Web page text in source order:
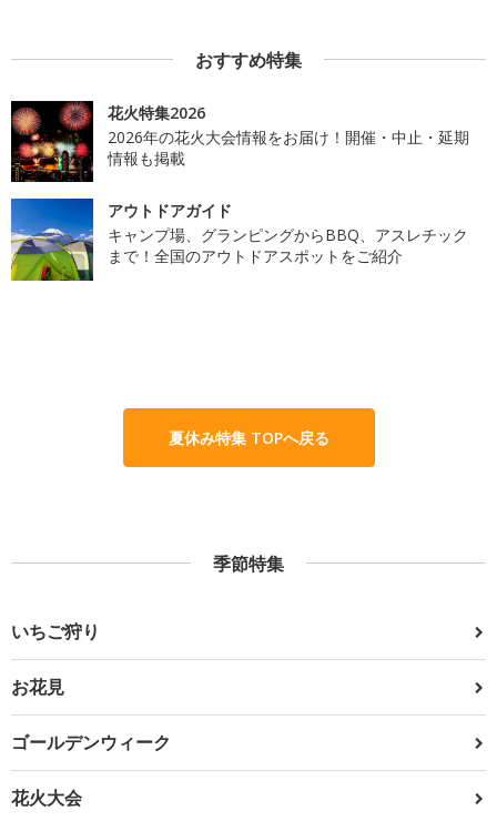
おすすめ特集
花火特集2026
2026年の花火大会情報をお届け！開催・中止・延期
情報も掲載
アウトドアガイド
キャンプ場、グランピングからBBQ、アスレチック
まで！全国のアウトドアスポットをご紹介
夏休み特集 TOPへ戻る
季節特集
いちご狩り
お花見
ゴールデンウィーク
花火大会